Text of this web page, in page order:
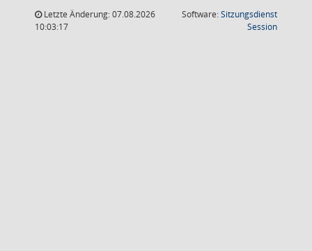
Letzte Änderung: 07.08.2026
10:03:17
Software:Sitzungsdienst
Session(Wird in